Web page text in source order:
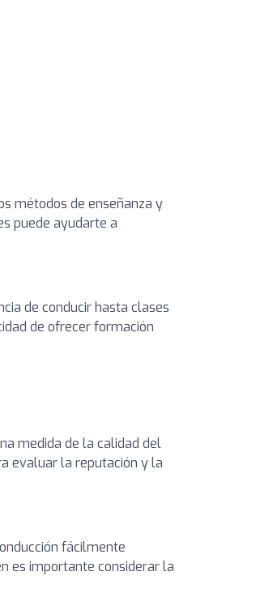
métodos de enseñanza y
puede ayudarte a
de conducir hasta clases
de ofrecer formación
medida de la calidad del
evaluar la reputación y la
fácilmente
es importante considerar la